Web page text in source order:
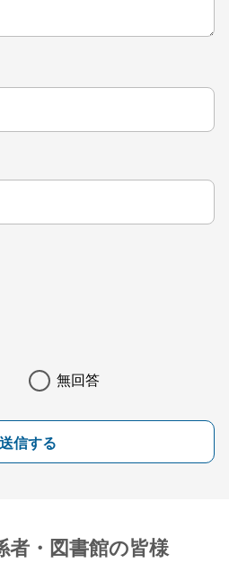
無回答
送信する
者・図書館の皆様